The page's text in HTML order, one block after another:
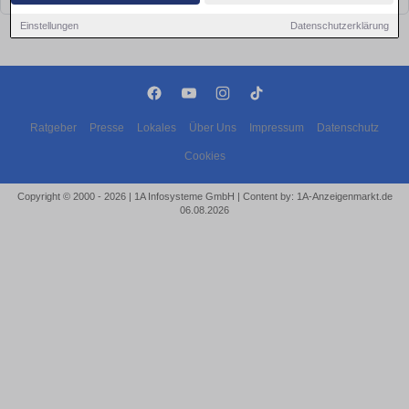
Einstellungen Datenschutzerklärung
Ratgeber Presse Lokales Über Uns Impressum Datenschutz
Cookies
Copyright © 2000 - 2026 | 1A Infosysteme GmbH | Content by: 1A-Anzeigenmarkt.de
06.08.2026